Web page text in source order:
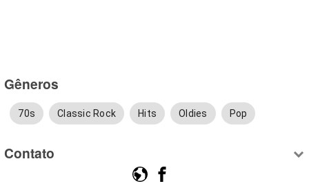
Gêneros
70s Classic Rock Hits Oldies Pop
Contato